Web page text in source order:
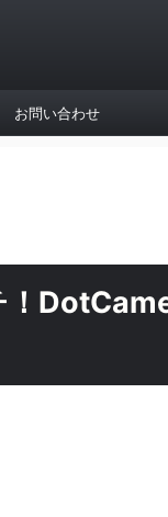
お問い合わせ